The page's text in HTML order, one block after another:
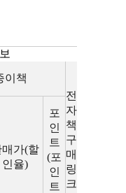
이책
전
자
책
구
매
링
크
매가(할
인율)
포
인
트
(포
인
트